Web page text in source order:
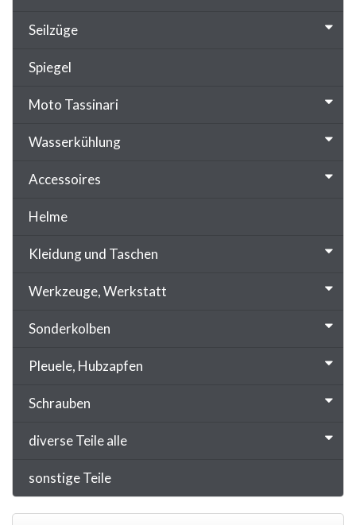
Seilzüge
Spiegel
Moto Tassinari
Wasserkühlung
Accessoires
Helme
Kleidung und Taschen
Werkzeuge, Werkstatt
Sonderkolben
Pleuele, Hubzapfen
Schrauben
diverse Teile alle
sonstige Teile